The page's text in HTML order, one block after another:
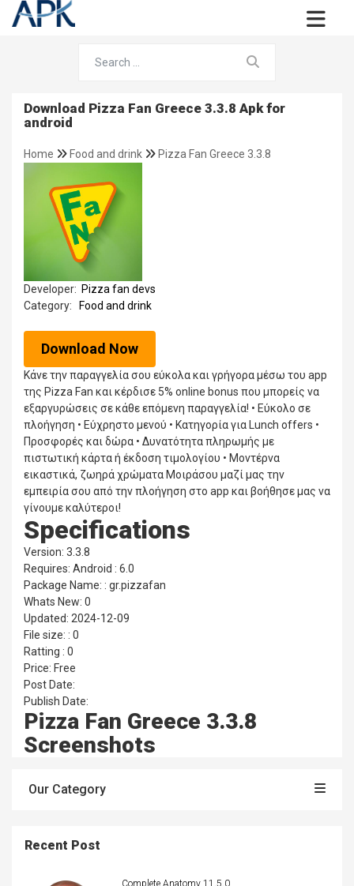
Download Pizza Fan Greece 3.3.8 Apk for
android
Home Food and drink Pizza Fan Greece 3.3.8
Developer: Pizza fan devs
Category:
Food and drink
Download Now
Κάνε την παραγγελία σου εύκολα και γρήγορα μέσω του app
της Pizza Fan και κέρδισε 5% online bonus που μπορείς να
εξαργυρώσεις σε κάθε επόμενη παραγγελία! • Εύκολο σε
πλοήγηση • Εύχρηστο μενού • Κατηγορία για Lunch offers •
Προσφορές και δώρα • Δυνατότητα πληρωμής με
πιστωτική κάρτα ή έκδοση τιμολογίου • Μοντέρνα
εικαστικά, ζωηρά χρώματα Μοιράσου μαζί μας την
εμπειρία σου από την πλοήγηση στο app και βοήθησε μας να
γίνουμε καλύτεροι!
Specifications
Version: 3.3.8
Requires: Android : 6.0
Package Name: : gr.pizzafan
Whats New: 0
Updated: 2024-12-09
File size: : 0
Ratting : 0
Price: Free
Post Date:
Publish Date:
Pizza Fan Greece 3.3.8
Screenshots
Our Category
Recent Post
Complete Anatomy 11.5.0